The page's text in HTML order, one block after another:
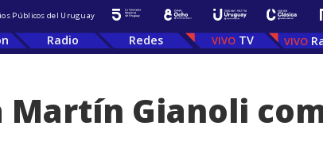
Públicos del Uruguay
Radio Redes TV
Martín Gianoli